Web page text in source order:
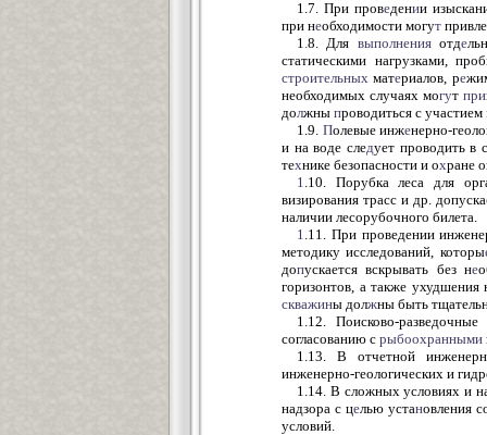
1.7. При проведении
при необходимости могут
1.8. Для выполненияотде
статическими нагрузками,
строительных материалов, ре
необходимых случаях могут при
должны проводиться с участием
1.9. Полевые инженерно-
и на воде следует проводить в
технике безопасности и охране
1.10. Порубка леса для
визирования трасс и др. допуска
наличии лесорубочного билета.
1.11. При проведении
методику исследований, которы
допускается вскрывать без не
горизонтов, а также
скважины должны быть
1.12. Поисково-
согласованию с рыбоохранными
1.13. В отчетной
инженерно-геологических и
1.14. В сложных условиях и
надзора с целью установления
условий.